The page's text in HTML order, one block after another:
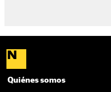
Quiénes somos